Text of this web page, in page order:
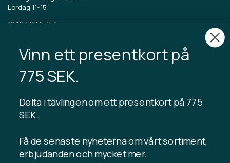
Lördag 11-15
CVR: 40875743
TIBLADIN
Om Tibladin
Blogg
Registrera kundklubb
Kontakta oss
INFORMATION
Vinn ett presentkort på
775 SEK.
Delta i tävlingen om ett presentkort på 775
SEK .
Få de senaste nyheterna om vårt sortiment,
erbjudanden och mycket mer.